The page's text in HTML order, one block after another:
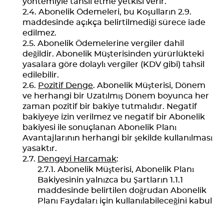
Abonelik Ödemeleri, bu Koşulların 2.9.
maddesinde açıkça belirtilmediği sürece iade
edilmez.
Abonelik Ödemelerine vergiler dahil
değildir. Abonelik Müşterisinden yürürlükteki
yasalara göre dolaylı vergiler (KDV gibi) tahsil
edilebilir.
Pozitif Denge. Abonelik Müşterisi, Dönem
ve herhangi bir Uzatılmış Dönem boyunca her
zaman pozitif bir bakiye tutmalıdır. Negatif
bakiyeye izin verilmez ve negatif bir Abonelik
bakiyesi ile sonuçlanan Abonelik Planı
Avantajlarının herhangi bir şekilde kullanılması
yasaktır.
Dengeyi Harcamak:
Abonelik Müşterisi, Abonelik Planı
Bakiyesinin yalnızca bu Şartların 1.1.1
maddesinde belirtilen doğrudan Abonelik
Planı Faydaları için kullanılabileceğini kabul